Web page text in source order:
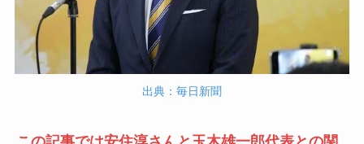
出典：毎日新聞